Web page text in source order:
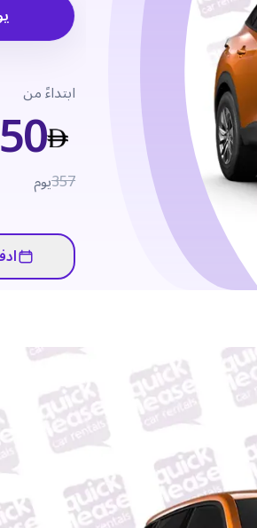
ابتداءً من
357يوم